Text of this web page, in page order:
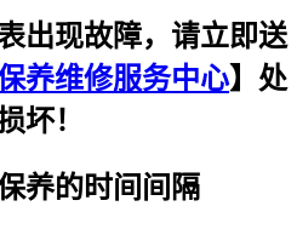
出现故障，请立即送
养维修服务中心】处
坏！
养的时间间隔